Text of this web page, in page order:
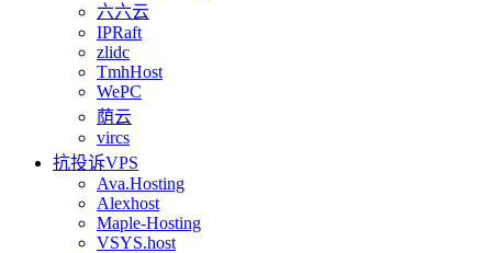
六六云
IPRaft
zlidc
TmhHost
WePC
荫云
vircs
抗投诉VPS
Ava.Hosting
Alexhost
Maple-Hosting
VSYS.host